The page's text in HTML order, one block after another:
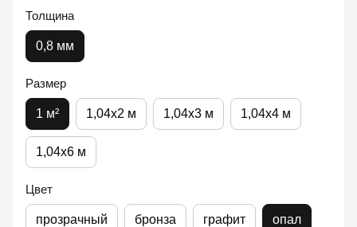
Толщина
0,8 мм
Размер
1 м² 1,04x2 м 1,04x3 м 1,04x4 м
1,04x6 м
Цвет
прозрачный бронза графит опал